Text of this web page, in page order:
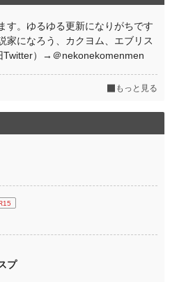
す。ゆるゆる更新になりがちです
家になろう、カクヨム、エブリス
Twitter）→＠nekonekomenmen
もっと見る
プ